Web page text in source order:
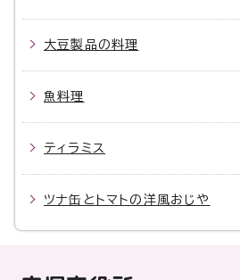
大豆製品の料理
魚料理
ティラミス
ツナ缶とトマトの洋風おじや